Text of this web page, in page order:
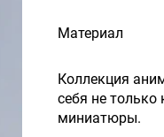
Материал
Коллекция
себя не
миниатюры.